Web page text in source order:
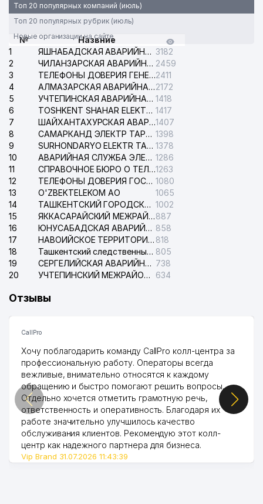
Топ 20 популярных компаний (июль)
Топ 20 популярных рубрик (июль)
Новые организации на сайте
№
Назвние
1
ЯШНАБАДСКАЯ АВАРИЙНАЯ СЛУЖБА ЭЛЕКТРОСЕТИ 3182
2
ЧИЛАНЗАРСКАЯ АВАРИЙНАЯ СЛУЖБА ЭЛЕКТРОСЕТИ 2459
3
ТЕЛЕФОНЫ ДОВЕРИЯ ГЕНЕРАЛЬНОЙ ПРОКУРАТУРЫ РЕСПУБЛИКИ УЗБЕКИСТАН2411
4
АЛМАЗАРСКАЯ АВАРИЙНАЯ СЛУЖБА ЭЛЕКТРОСЕТИ2172
5
УЧТЕПИНСКАЯ АВАРИЙНАЯ СЛУЖБА ЭЛЕКТРОСЕТИ 1418
6
TOSHKENT SHAHAR ELEKTR TARMOQLARI KORXONASI АО 1417
7
ШАЙХАНТАХУРСКАЯ АВАРИЙНАЯ СЛУЖБА ЭЛЕКТРОСЕТИ1407
8
САМАРКАНД ЭЛЕКТР ТАРМОКЛАРИ АО 1398
9
SURHONDARYO ELEKTR TARMOKLARI АО 1378
10
АВАРИЙНАЯ СЛУЖБА ЭЛЕКТРОСЕТИ ТАШКЕНТСКОГО РАЙОНА 1286
11
СПРАВОЧНОЕ БЮРО О ТЕЛЕФОНАХ ОРГАНИЗАЦИЙ г. ТАШКЕНТА1263
12
ТЕЛЕФОНЫ ДОВЕРИЯ ГОСУДАРСТВЕННОГО ЦЕНТРА ТЕСТИРОВАНИЯ 1080
13
O'ZBEKTELEKOM АО
1065
14
ТАШКЕНТСКИЙ ГОРОДСКОЙ СУД ПО ГРАЖДАНСКИМ ДЕЛАМ 1002
15
ЯККАСАРАЙСКИЙ МЕЖРАЙОННЫЙ СУД ПО ГРАЖДАНСКИМ ДЕЛАМ887
16
ЮНУСАБАДСКАЯ АВАРИЙНАЯ СЛУЖБА ЭЛЕКТРОСЕТИ 858
17
НАВОИЙСКОЕ ТЕРРИТОРИАЛЬНОЕ ПРЕДПРИЯТИЕ ЭЛЕКТРОСЕТИ АО 818
18
Ташкентский следственный изолятор 805
19
СЕРГЕЛИЙСКАЯ АВАРИЙНАЯ СЛУЖБА ЭЛЕКТРОСЕТИ 738
20
УЧТЕПИНСКИЙ МЕЖРАЙОННЫЙ СУД ПО ГРАЖДАНСКИМ ДЕЛАМ 634
Отзывы
CallPro
Хочу поблагодарить команду CallPro колл-центра за
профессиональную работу. Операторы всегда
вежливые, внимательно относятся к каждому
обращению и быстро помогают решить вопросы.
Отдельно хочется отметить грамотную речь,
ответственность и оперативность. Благодаря их
работе значительно улучшилось качество
обслуживания клиентов. Рекомендую этот колл-
центр как надежного партнера для бизнеса.
Vip Brand 31.07.2026 11:43:39